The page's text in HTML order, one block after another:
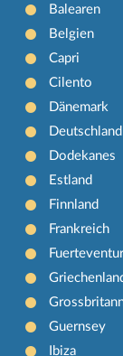
Balearen
Belgien
Capri
Cilento
Dänemark
Deutschland
Dodekanes
Estland
Finnland
Frankreich
Guernsey
Ibiza